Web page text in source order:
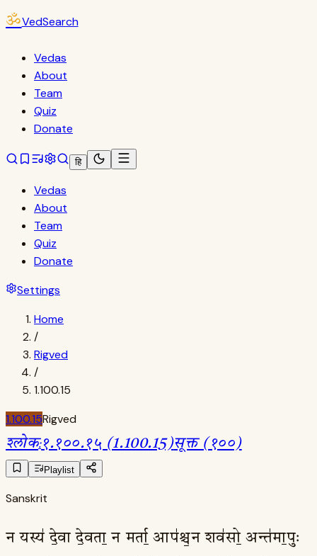
ॐVedSearch
Vedas
About
Team
Quiz
Donate
हि
Vedas
About
Team
Quiz
Donate
Settings
Home
/
Rigved
/
1.100.15
1.100.15Rigved
श्लोक:१.१००.१५ (1.100.15)सूक्त (१००)
Playlist
Sanskrit
न यस्य॑ दे॒वा दे॒वता॒ न मर्ता॒ आप॑श्च॒न शव॑सो॒ अन्त॑मा॒पुः